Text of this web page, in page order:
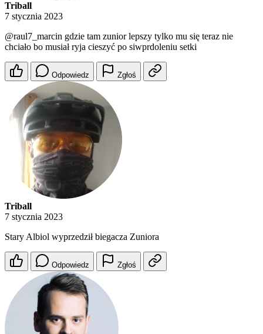
Triball
7 stycznia 2023
@raul7_marcin gdzie tam zunior lepszy tylko mu się teraz nie
chciało bo musiał ryja cieszyć po siwprdoleniu setki
Odpowiedz Zgłoś
Triball
7 stycznia 2023
Stary Albiol wyprzedził biegacza Zuniora
Odpowiedz Zgłoś